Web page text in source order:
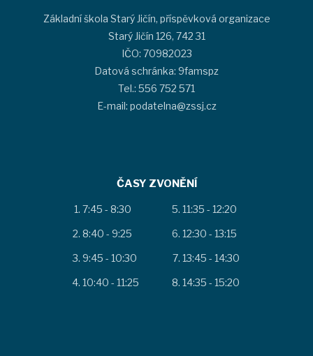
Základní škola Starý Jičín, příspěvková organizace
Starý Jičín 126, 742 31
IČO: 70982023
Datová schránka: 9famspz
Tel.: 556 752 571
E-mail: podatelna@zssj.cz
ČASY ZVONĚNÍ
7:45 - 8:30
8:40 - 9:25
9:45 - 10:30
10:40 - 11:25
11:35 - 12:20
12:30 - 13:15
13:45 - 14:30
14:35 - 15:20